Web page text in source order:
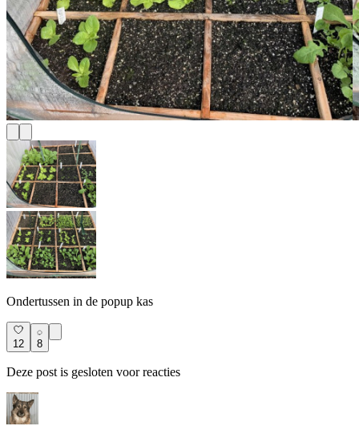
Ondertussen in de popup kas
12 8
Deze post is gesloten voor reacties